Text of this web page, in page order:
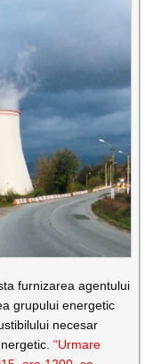
furnizarea agentului
grupului energetic
necesar
“Urmare